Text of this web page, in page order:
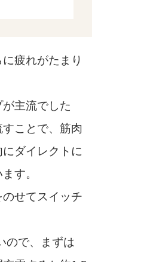
疲れがたまり
主流でした
ことで、筋肉
ダイレクトに
す。
せてスイッチ
ので、まずは